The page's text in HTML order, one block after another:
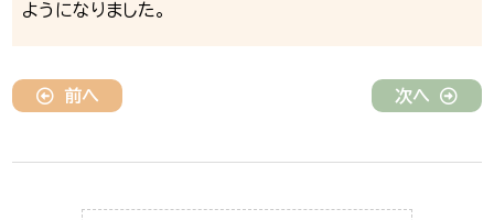
ようになりました。
前へ 次へ